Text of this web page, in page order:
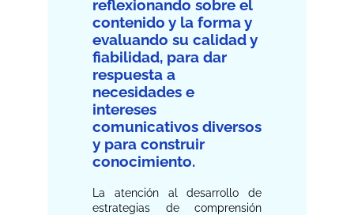
reflexionando sobre el
contenido y la forma y
evaluando su calidad y
fiabilidad, para dar
respuesta a
necesidades e
intereses
comunicativos diversos
y para construir
conocimiento.
La atención al desarrollo de
estrategias de comprensión